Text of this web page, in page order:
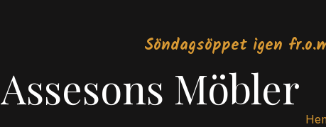
Söndagsöppet igen
Assesons Möbler